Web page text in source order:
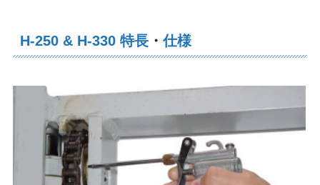
H-250& H-330特長・仕様